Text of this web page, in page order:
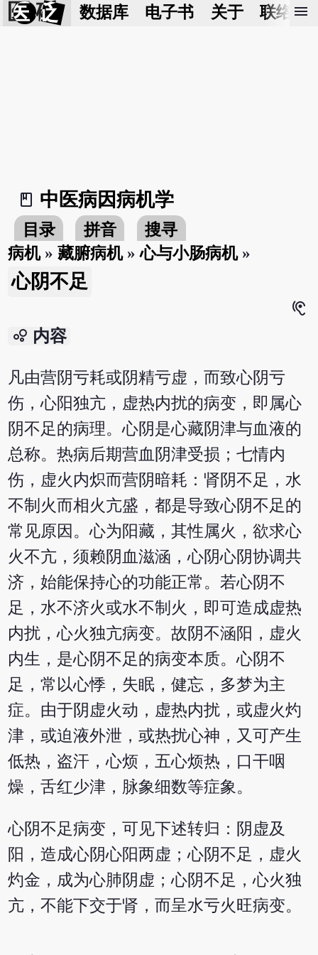
医 砭 数据库 电子书 关于 联络我
menu
book_2
中医病因病机学
目录 拼音
搜寻
病机»藏腑病机»心与小肠病机»
心阴不足
hearing
bubble_chart 内容
凡由营阴亏耗或阴精亏虚，而致心阴亏
伤，心阳独亢，虚热内扰的病变，即属心
阴不足的病理。心阴是心藏阴津与血液的
总称。热病后期营血阴津受损；七情内
伤，虚火内炽而营阴暗耗：肾阴不足，水
不制火而相火亢盛，都是导致心阴不足的
常见原因。心为阳藏，其性属火，欲求心
火不亢，须赖阴血滋涵，心阴心阴协调共
济，始能保持心的功能正常。若心阴不
足，水不济火或水不制火，即可造成虚热
内扰，心火独亢病变。故阴不涵阳，虚火
内生，是心阴不足的病变本质。心阴不
足，常以心悸，失眠，健忘，多梦为主
症。由于阴虚火动，虚热内扰，或虚火灼
津，或迫液外泄，或热扰心神，又可产生
低热，盗汗，心烦，五心烦热，口干咽
燥，舌红少津，脉象细数等症象。
心阴不足病变，可见下述转归：阴虚及
阳，造成心阴心阳两虚；心阴不足，虚火
灼金，成为心肺阴虚；心阴不足，心火独
亢，不能下交于肾，而呈水亏火旺病变。